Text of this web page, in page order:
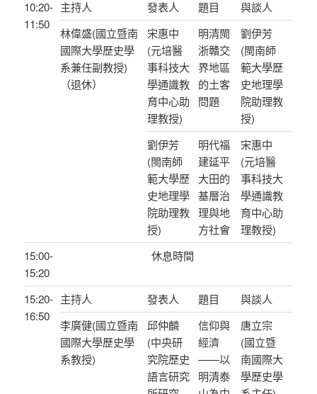
10:20-
11:50
主持人 發表人 題目
與談人
林偉盛(國立暨南
國際大學歷史學
系兼任副教授)
（退休）
宋惠中
(元培醫
事科技大
學通識教
育中心助
理教授)
明清閩
浙贛交
界地區
的土客
問題
劉伊芳
(閩南師
範大學歷
史地理學
院助理教
授)
劉伊芳
(閩南師
範大學歷
史地理學
院助理教
授)
明代福
建延平
大田的
基層治
理與地
方社會
宋惠中
(元培醫
事科技大
學通識教
育中心助
理教授)
15:00-
15:20
休息時間
15:20-
16:50
主持人 發表人 題目
與談人
李廣健(國立暨南
國際大學歷史學
系教授)
邱仲麟
(中央研
究院歷史
語言研究
信仰與
經濟
——以
明清泰
唐立宗
(國立暨
南國際大
學歷史學